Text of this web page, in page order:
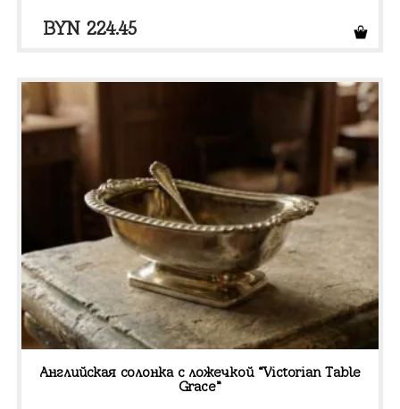
BYN 224.45
Английская солонка с ложечкой “Victorian Table
Grace”